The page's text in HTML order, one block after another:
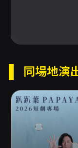
感被放置於
動的可能。
觀演體驗。
請依官方售
《母親,我想
發，透過生
場作品，適
情感交流與
注意事項
同場地演